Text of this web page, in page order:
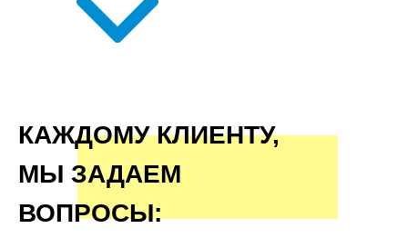
КАЖДОМУ КЛИЕНТУ,
МЫ ЗАДАЕМ
ВОПРОСЫ: